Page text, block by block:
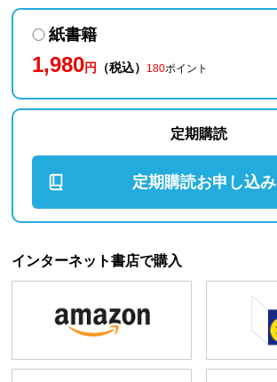
紙書籍
1,980円 （税込） 180ポイント
定期購読
定期購読お申し込み
インターネット書店で購入